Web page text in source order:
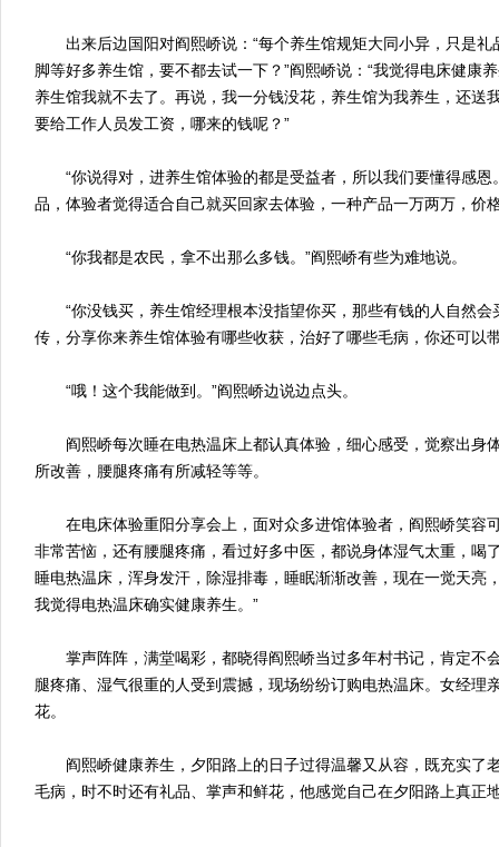
出来后边国阳对阎熙峤说：“每个养生馆规矩大同小异，只是礼
脚等好多养生馆，要不都去试一下？”阎熙峤说：“我觉得电床健康
养生馆我就不去了。再说，我一分钱没花，养生馆为我养生，还送
要给工作人员发工资，哪来的钱呢？”
“你说得对，进养生馆体验的都是受益者，所以我们要懂得感恩
品，体验者觉得适合自己就买回家去体验，一种产品一万两万，价
“你我都是农民，拿不出那么多钱。”阎熙峤有些为难地说。
“你没钱买，养生馆经理根本没指望你买，那些有钱的人自然会
传，分享你来养生馆体验有哪些收获，治好了哪些毛病，你还可以
“哦！这个我能做到。”阎熙峤边说边点头。
阎熙峤每次睡在电热温床上都认真体验，细心感受，觉察出身
所改善，腰腿疼痛有所减轻等等。
在电床体验重阳分享会上，面对众多进馆体验者，阎熙峤笑容
非常苦恼，还有腰腿疼痛，看过好多中医，都说身体湿气太重，喝
睡电热温床，浑身发汗，除湿排毒，睡眠渐渐改善，现在一觉天亮
我觉得电热温床确实健康养生。”
掌声阵阵，满堂喝彩，都晓得阎熙峤当过多年村书记，肯定不
腿疼痛、湿气很重的人受到震撼，现场纷纷订购电热温床。女经理
花。
阎熙峤健康养生，夕阳路上的日子过得温馨又从容，既充实了
毛病，时不时还有礼品、掌声和鲜花，他感觉自己在夕阳路上真正